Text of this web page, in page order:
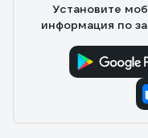
Установите
информация по